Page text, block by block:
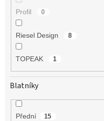
Profil 0
Riesel Design 8
TOPEAK 1
Blatníky
Přední 15